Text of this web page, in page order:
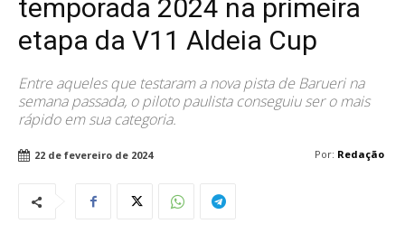
temporada 2024 na primeira
etapa da V11 Aldeia Cup
Entre aqueles que testaram a nova pista de Barueri na
semana passada, o piloto paulista conseguiu ser o mais
rápido em sua categoria.
Por: Redação
22 de fevereiro de 2024